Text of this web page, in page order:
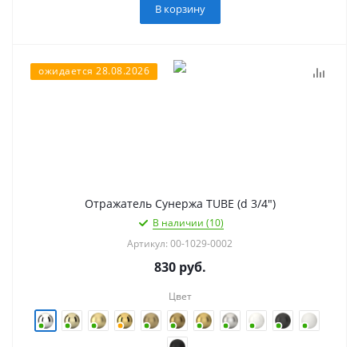
В корзину
ожидается 28.08.2026
Отражатель Сунержа TUBE (d 3/4")
В наличии (10)
Артикул: 00-1029-0002
830руб.
Цвет